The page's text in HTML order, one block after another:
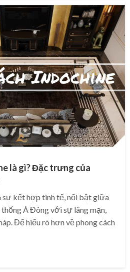
là gì? Đặc trưng của
sự kết hợp tinh tế, nổi bật giữa
Á Đông với sự lãng mạn,
Để hiểu rõ hơn về phong cách